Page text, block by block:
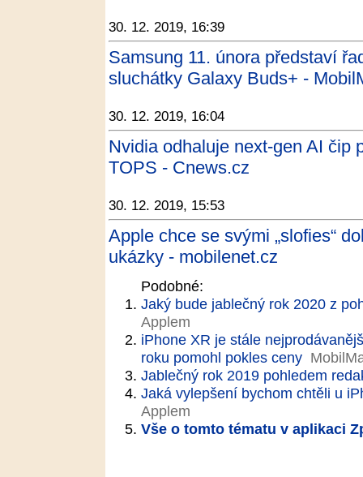
30. 12. 2019, 16:39
Samsung 11. února představí
sluchátky Galaxy Buds+ -
30. 12. 2019, 16:04
Nvidia odhaluje next-gen AI čip
TOPS - Cnews.cz
30. 12. 2019, 15:53
Apple chce se svými „slofies“
ukázky - mobilenet.cz
Podobné:
Jaký bude jablečný rok 2020 z
Applem
iPhone XR je stále
roku pomohl pokles ceny
Jablečný rok 2019 pohledem
Jaká vylepšení bychom chtěli u
Applem
Vše o tomto tématu v aplikaci